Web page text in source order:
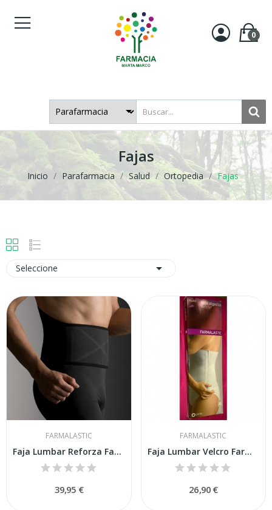
0
Fajas
Inicio Parafarmacia Salud Ortopedia Fajas
Seleccione 
FARMALASTIC
Faja Lumbar Reforza Farmalastic T2
39,95 €
FARMALASTIC
Faja Lumbar Velcro Farmalastict 2
26,90 €